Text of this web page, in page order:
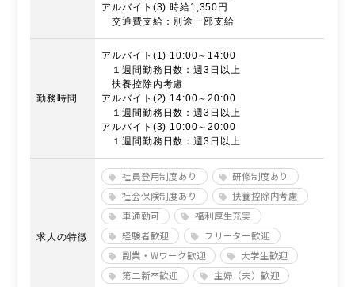
アルバイト(3) 時給1,350円
交通費支給：別途一部支給
勤務時間
アルバイト(1) 10:00～14:00
１週間勤務日数：週3日以上
扶養控除内考慮
アルバイト(2) 14:00～20:00
１週間勤務日数：週3日以上
アルバイト(3) 10:00～20:00
１週間勤務日数：週3日以上
求人の特徴
社員登用制度あり
研修制度あり
社会保険制度あり
扶養控除内考慮
車通勤可
福利厚生充実
経験者歓迎
フリーター歓迎
副業・Wワーク歓迎
大学生歓迎
第二新卒歓迎
主婦（夫）歓迎